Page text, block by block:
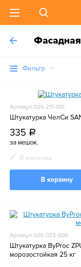
Фильтр
Артикул 026-217-001
Штукатурка ЧелСи
335 a
за мешок.
В наличии
В корзину
Артикул 026-023-006
Штукатурка ByProc
морозостойкая 25 кг